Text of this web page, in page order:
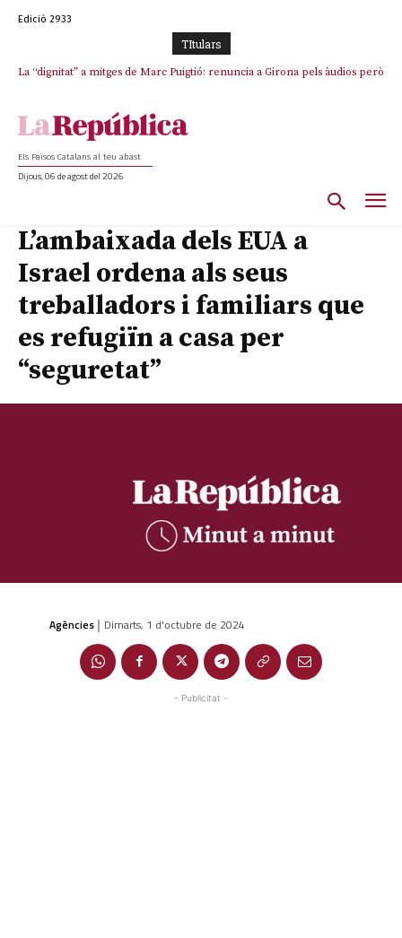
Edició 2933
TItulars
La “dignitat” a mitges de Marc Puigtió: renuncia a Girona pels àudios però
Junts exigeix que Catalunya quedi “fora” del repartiment dels menors
Els Països Catalans al teu abast
Dijous, 06 de agost del 2026
L’ambaixada dels EUA a
Israel ordena als seus
treballadors i familiars que
es refugiïn a casa per
“seguretat”
Agències | Dimarts, 1 d'octubre de 2024
- Publicitat -